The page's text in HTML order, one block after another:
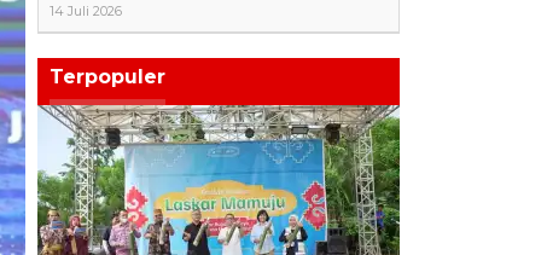
14 Juli 2026
Terpopuler